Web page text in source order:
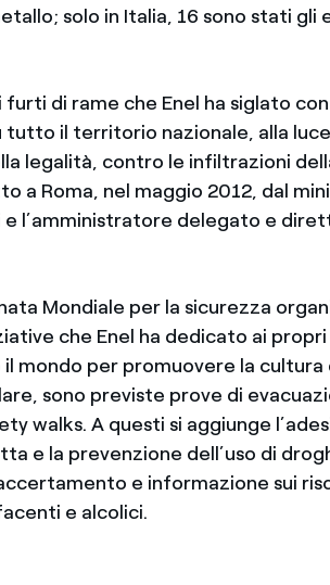
solo in Italia, 16 sono stati gli
di rame che Enel ha siglato
il territorio nazionale, alla
legalità, contro le infiltrazioni
a Roma, nel maggio 2012, dal
e l’amministratore delegato e
Mondiale per la sicurezza
che Enel ha dedicato ai
mondo per promuovere la cultura
sono previste prove di
walks. A questi si aggiunge
e la prevenzione dell’uso di
e informazione sui
e alcolici.